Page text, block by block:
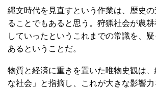
縄文時代を見直すという作業は、歴史
ることでもあると思う。狩猟社会が農
していったというこれまでの常識を、
あるということだ。
物質と経済に重きを置いた唯物史観は
な社会」と指摘し、これが大きな影響